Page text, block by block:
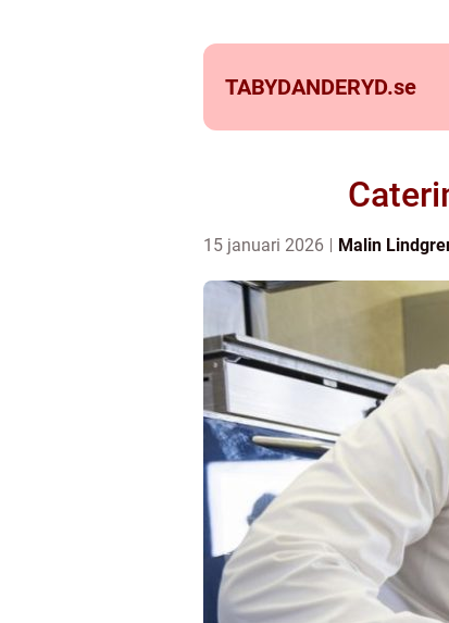
TABYDANDERYD.se
15 januari 2026 Malin